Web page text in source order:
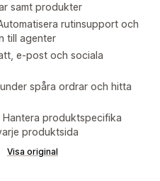
samt produkter
rutinsupport och
till agenter
e-post och sociala
spåra ordrar och hitta
produktspecifika
produktsida
Visa original